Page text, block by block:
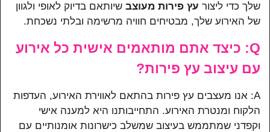
שלך כדי ליצור עץ פירות מעוצב שיותאם בדיוק לאופי ולגוון
של האירוע שלך, מבטיחים חוויה מרשימה ובלתי נשכחת.
Q: כיצד אתם מותאמים אישית כל אירוע
עם עיצוב עץ פירות?
A: אנו מעצבים עץ פירות בהתאם לאווירת האירוע, העדפות
הלקוח ומנטרת האירוע. התחייבותנו היא למענה אישי
וקפדני שמתממש בעיצוב שמשלב כישרונות אומנותיים עם